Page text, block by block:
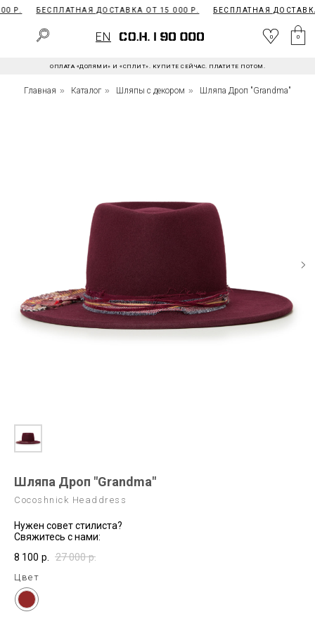
Р. БЕСПЛАТНАЯ ДОСТАВКА ОТ 15 000 Р. БЕСПЛАТНАЯ
EN 0
EN 0 0
ОПЛАТА «ДОЛЯМИ» И «СПЛИТ». КУПИТЕ СЕЙЧАС. ПЛАТИТЕ ПОТОМ.
Главная » Каталог » Шляпы с декором » Шляпа Дроп "Grandma"
Шляпа Дроп "Grandma"
Cocoshnick Headdress
Нужен совет стилиста?
Свяжитесь с нами:
8 100 р. 27 000 р.
Цвет